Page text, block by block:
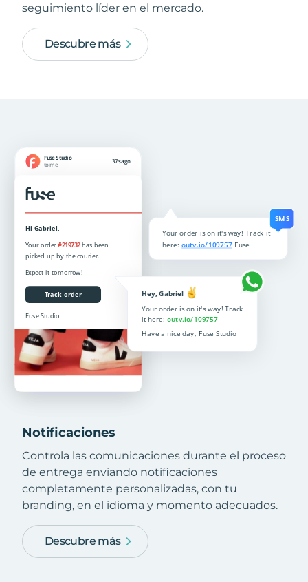
seguimiento líder en el mercado.
Descubre más
Notificaciones
Controla las comunicaciones durante el proceso
de entrega enviando notificaciones
completamente personalizadas, con tu
branding, en el idioma y momento adecuados.
Descubre más